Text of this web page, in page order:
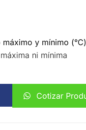
y mínimo
ni mínima
Cotizar